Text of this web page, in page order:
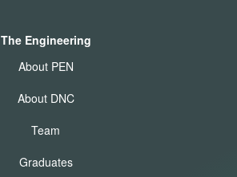
The Engineering
About PEN
About DNC
Team
Graduates